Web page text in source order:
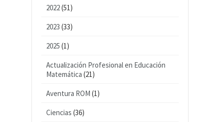
2022(51)
2023 (33)
2025 (1)
Actualización Profesional en Educación
Matemática (21)
Aventura ROM (1)
Ciencias (36)